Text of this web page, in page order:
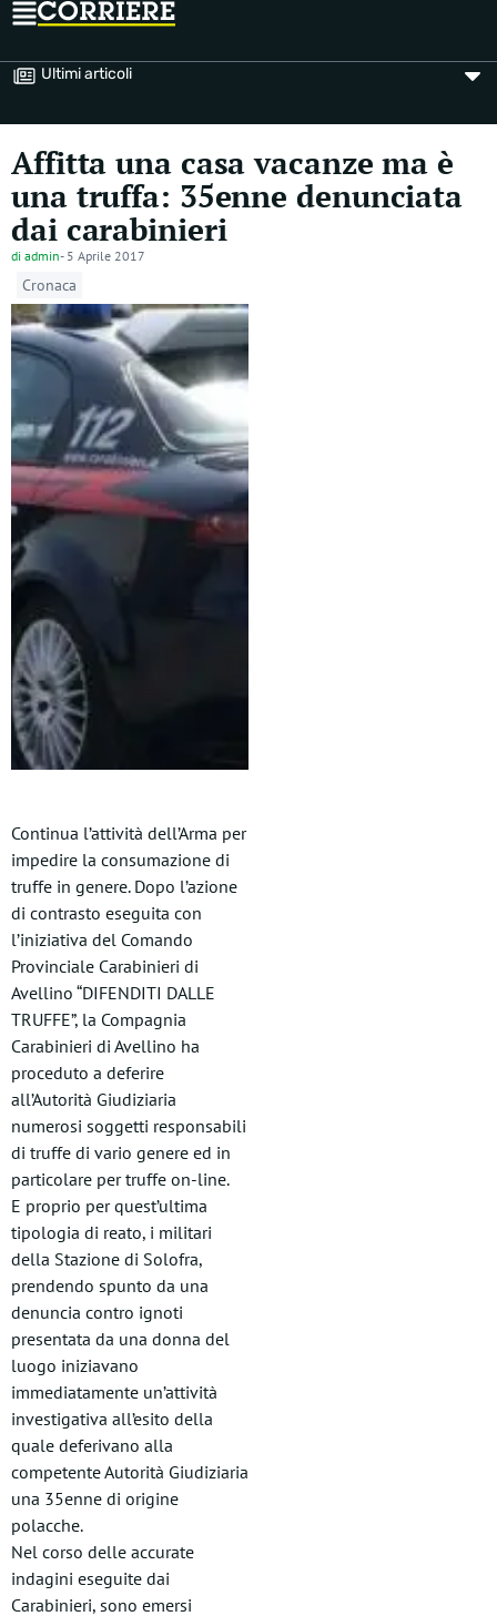
Ultimi articoli
Affitta una casa vacanze ma è
una truffa: 35enne denunciata
dai carabinieri
di admin- 5 Aprile 2017
Cronaca
Continua l’attività dell’Arma per
impedire la consumazione di
truffe in genere. Dopo l’azione
di contrasto eseguita con
l’iniziativa del Comando
Provinciale Carabinieri di
Avellino “DIFENDITI DALLE
TRUFFE”, la Compagnia
Carabinieri di Avellino ha
proceduto a deferire
all’Autorità Giudiziaria
numerosi soggetti responsabili
di truffe di vario genere ed in
particolare per truffe on-line.
E proprio per quest’ultima
tipologia di reato, i militari
della Stazione di Solofra,
prendendo spunto da una
denuncia contro ignoti
presentata da una donna del
luogo iniziavano
immediatamente un’attività
investigativa all’esito della
quale deferivano alla
competente Autorità Giudiziaria
una 35enne di origine
polacche.
Nel corso delle accurate
indagini eseguite dai
Carabinieri, sono emersi